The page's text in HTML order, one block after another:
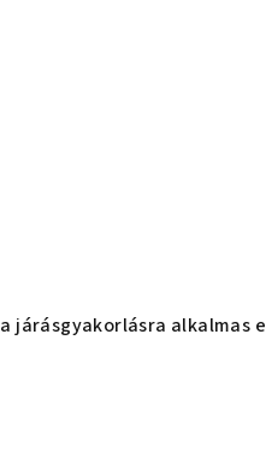
alkalmas